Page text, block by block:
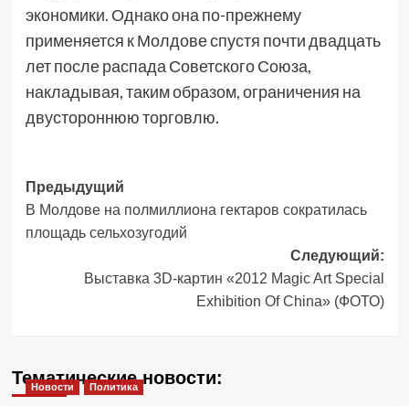
экономики. Однако она по-прежнему
применяется к Молдове спустя почти двадцать
лет после распада Советского Союза,
накладывая, таким образом, ограничения на
двустороннюю торговлю.
Навигация
записи
Предыдущий
В Молдове на полмиллиона гектаров сократилась
площадь сельхозугодий
Следующий:
Выставка 3D-картин «2012 Magic Art Special
Exhibition Of China» (ФОТО)
Тематические новости:
Новости Политика